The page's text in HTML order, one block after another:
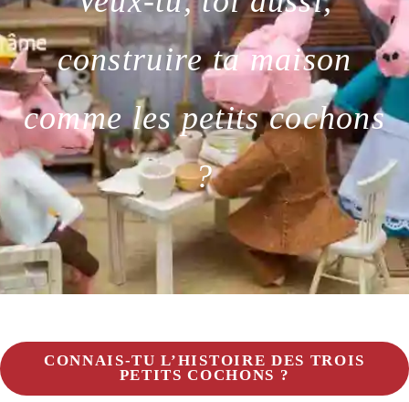
construire ta maison
comme les petits cochons
?
CONNAIS-TU L’HISTOIRE DES TROIS
PETITS COCHONS ?